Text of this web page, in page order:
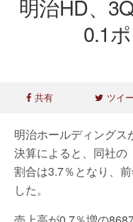
明治HD、
0.1
共有 ツイ
明治ホールディングス
決算によると、同社の
割合は3.7％となり、
した。